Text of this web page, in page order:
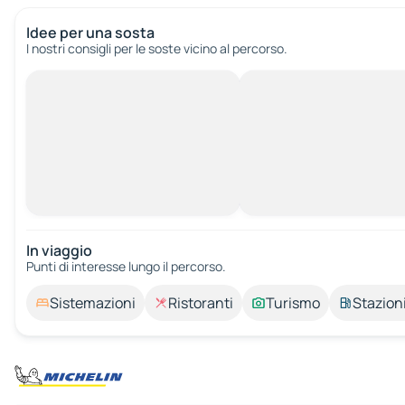
Idee per una sosta
I nostri consigli per le soste vicino al percorso.
In viaggio
Punti di interesse lungo il percorso.
Sistemazioni Ristoranti Turismo